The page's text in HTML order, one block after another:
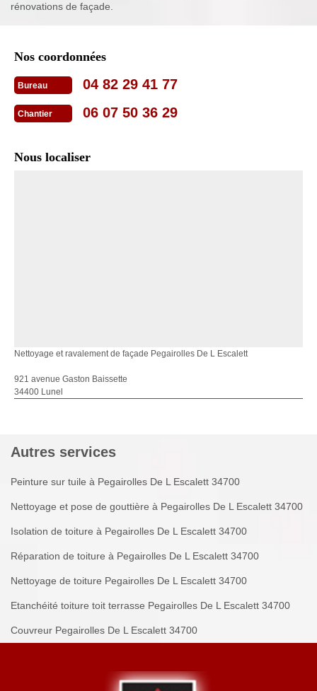
rénovations de façade.
Nos coordonnées
Bureau 04 82 29 41 77
Chantier 06 07 50 36 29
Nous localiser
Nettoyage et ravalement de façade Pegairolles De L Escalett
921 avenue Gaston Baissette
34400 Lunel
Autres services
Peinture sur tuile à Pegairolles De L Escalett 34700
Nettoyage et pose de gouttière à Pegairolles De L Escalett 34700
Isolation de toiture à Pegairolles De L Escalett 34700
Réparation de toiture à Pegairolles De L Escalett 34700
Nettoyage de toiture Pegairolles De L Escalett 34700
Etanchéité toiture toit terrasse Pegairolles De L Escalett 34700
Couvreur Pegairolles De L Escalett 34700